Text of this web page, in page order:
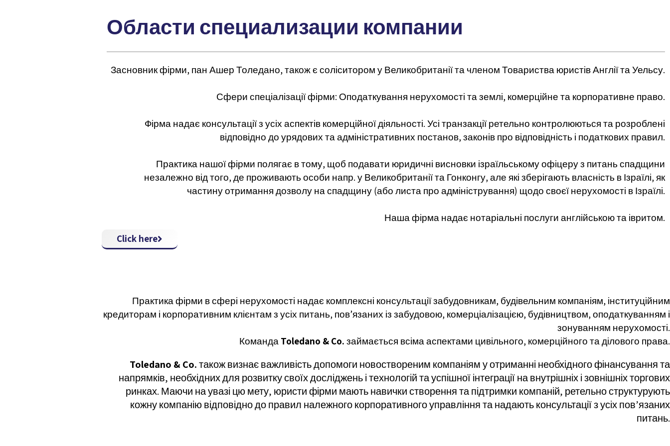
Области специализации компании
Засновник фірми, пан Ашер Толедано, також є соліситором у Великобританії та членом Товариства юристів Англії та Уельсу.
Сфери спеціалізації фірми: Оподаткування нерухомості та землі, комерційне та корпоративне право.
Фірма надає консультації з усіх аспектів комерційної діяльності. Усі транзакції ретельно контролюються та розроблені
відповідно до урядових та адміністративних постанов, законів про відповідність і податкових правил.
Практика нашої фірми полягає в тому, щоб подавати юридичні висновки ізраїльському офіцеру з питань спадщини
незалежно від того, де проживають особи напр. у Великобританії та Гонконгу, але які зберігають власність в Ізраїлі, як
частину отримання дозволу на спадщину (або листа про адміністрування) щодо своєї нерухомості в Ізраїлі.
Наша фірма надає нотаріальні послуги англійською та івритом.
Click here
Практика фірми в сфері нерухомості надає комплексні консультації забудовникам, будівельним компаніям, інституційним
кредиторам і корпоративним клієнтам з усіх питань, пов’язаних із забудовою, комерціалізацією, будівництвом, оподаткуванням і
зонуванням нерухомості.
Команда Toledano & Co. займається всіма аспектами цивільного, комерційного та ділового права.
Toledano & Co.також визнає важливість допомоги новоствореним компаніям у отриманні необхідного фінансування та
напрямків, необхідних для розвитку своїх досліджень і технологій та успішної інтеграції на внутрішніх і зовнішніх торгових
ринках. Маючи на увазі цю мету, юристи фірми мають навички створення та підтримки компаній, ретельно структурують
кожну компанію відповідно до правил належного корпоративного управління та надають консультації з усіх пов’язаних
питань.